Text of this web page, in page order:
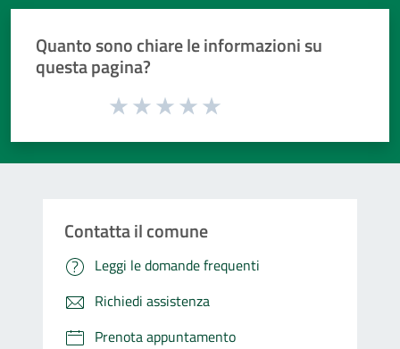
Quanto sono chiare le informazioni su
questa pagina?
Valuta da 1 a 5 stelle la pagina
Contatta il comune
Leggi le domande frequenti
Richiedi assistenza
Prenota appuntamento